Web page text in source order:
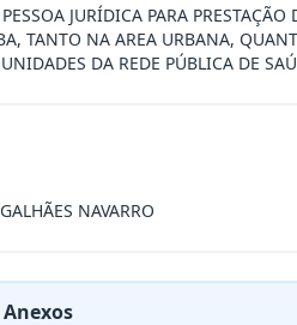
contrato a contratação de emp
na realização de evento
JURÍDICA PARA
TANTO NA AREA URBANA,
DA REDE PÚBLICA DE
NAVARRO